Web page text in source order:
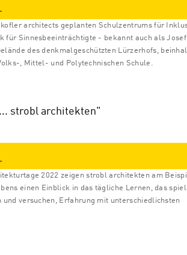
kofler architects geplanten Schulzentrums für
für Sinnesbeeinträchtigte - bekannt auch als
des denkmalgeschützten Lürzerhofs,
, Mittel- und Polytechnischen Schule.
strobl architekten"
2022 zeigen strobl architekten am
einen Einblick in das tägliche Lernen, das
und versuchen, Erfahrung mit unterschiedlichsten